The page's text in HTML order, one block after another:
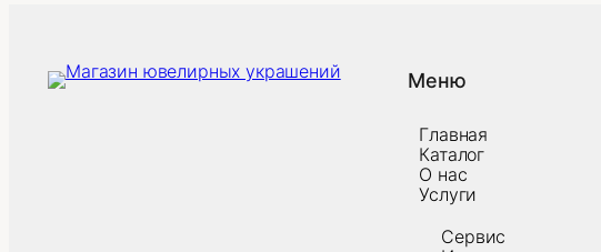
Меню
Главная
Каталог
О нас
Услуги
Сервис